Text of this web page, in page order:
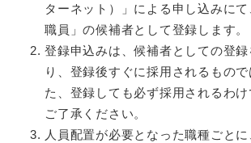
ターネット）」による申し込みに
職員」の候補者として登録します。
登録申込みは、候補者としての登
り、登録後すぐに採用されるもの
た、登録しても必ず採用されるわけ
ご了承ください。
人員配置が必要となった職種ごと